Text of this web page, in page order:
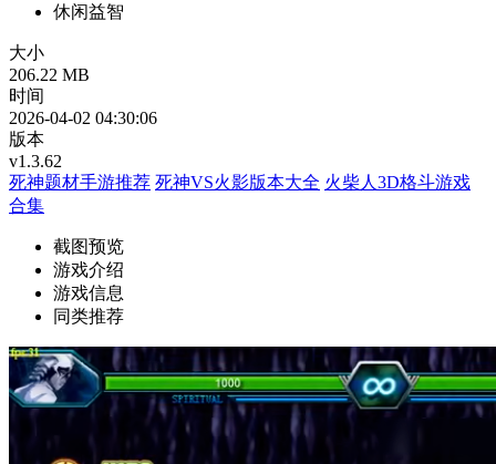
休闲益智
大小
206.22 MB
时间
2026-04-02 04:30:06
版本
v1.3.62
死神题材手游推荐 死神VS火影版本大全 火柴人3D格斗游戏
合集
截图预览
游戏介绍
游戏信息
同类推荐